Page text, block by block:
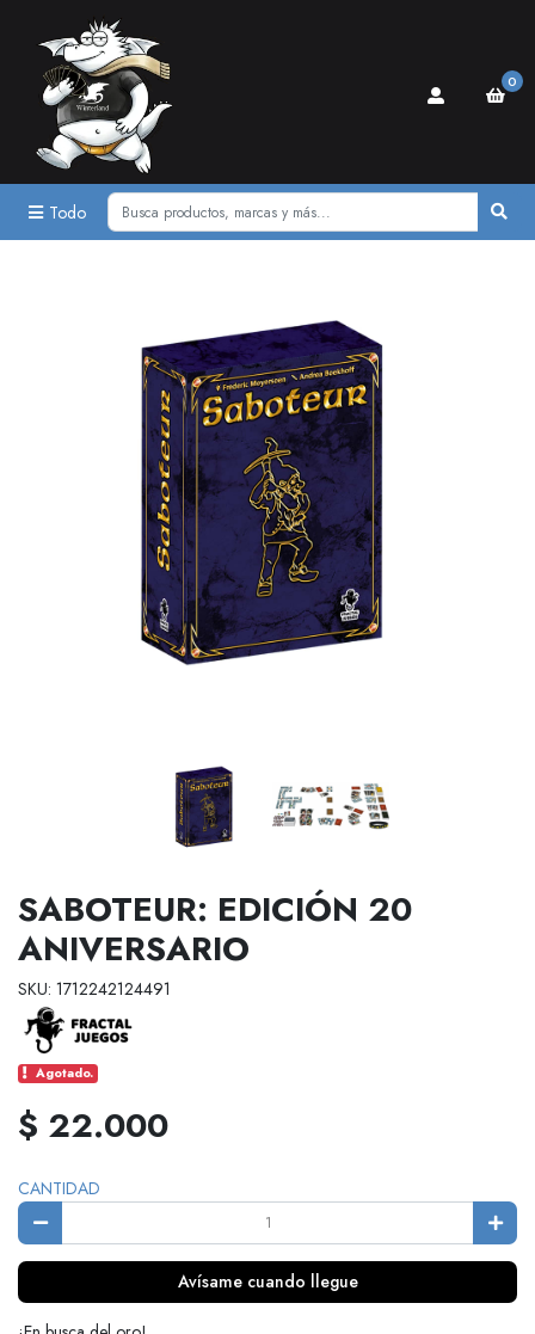
Todo
0
SABOTEUR: EDICIÓN 20
ANIVERSARIO
SKU: 1712242124491
Agotado.
$ 22.000
CANTIDAD
Avísame cuando llegue